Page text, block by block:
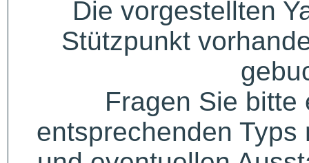
Die vorgestellten
Stützpunkt
Fragen Sie bitte
entsprechenden